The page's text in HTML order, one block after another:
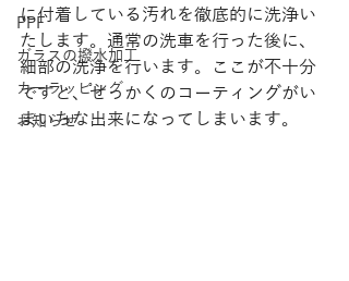
PPF
ガラスの撥水加工
カーラッピング
お知らせ
に付着している汚れを徹底的に洗浄い
たします。通常の洗車を行った後に、
細部の洗浄を行います。ここが不十分
ですと、せっかくのコーティングがい
まいちな出来になってしまいます。